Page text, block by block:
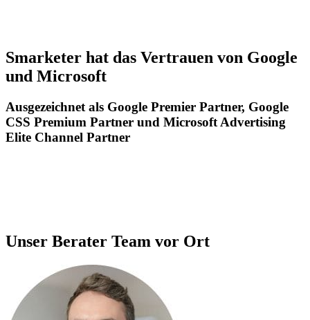
Smarketer hat das Vertrauen von Google
und Microsoft
Ausgezeichnet als Google Premier Partner, Google
CSS Premium Partner und Microsoft Advertising
Elite Channel Partner
Unser Berater Team vor Ort